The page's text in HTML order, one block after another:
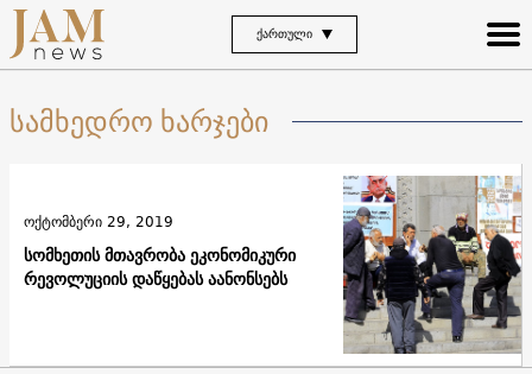
ᲥᲐᲠᲗᲣᲚᲘ
სამხედრო ხარჯები
სომხეთის მთავრობა ეკონომიკური
რევოლუციის დაწყებას აანონსებს
ოქტომბერი 29, 2019